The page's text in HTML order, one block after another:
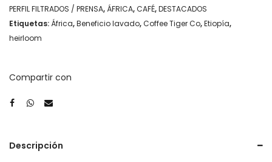
PERFIL FILTRADOS / PRENSA, ÁFRICA,CAFÉ,DESTACADOS
Etiquetas: África,Beneficio lavado,Coffee Tiger Co,Etiopía,
heirloom
Compartir con
Descripción